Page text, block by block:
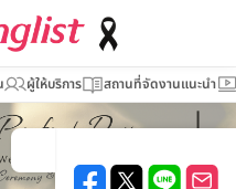
ผู้ให้บริการ สถานที่จัดงานแนะนำ